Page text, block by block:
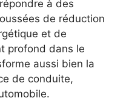
à des
de réduction
et de
profond dans le
aussi bien la
de conduite,